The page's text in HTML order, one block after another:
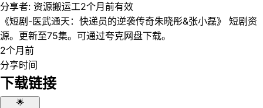
分享者: 资源搬运工2个月前有效
《短剧-医武通天：快递员的逆袭传奇朱晓彤&张小磊》 短剧资
源。更新至75集。可通过夸克网盘下载。
2个月前
分享时间
下载链接
🌟